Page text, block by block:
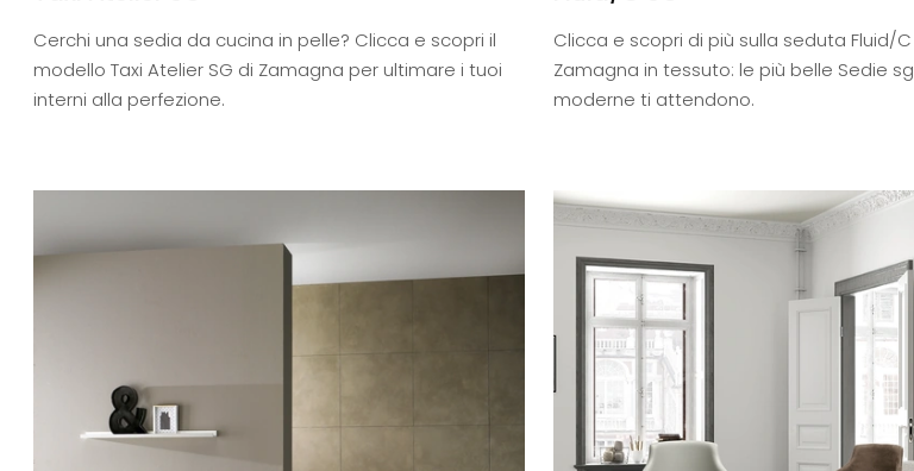
Cerchi una sedia da cucina in pelle? Clicca e scopri il
modello Taxi Atelier SG di Zamagna per ultimare i tuoi
interni alla perfezione.
Clicca e scopri di più sulla seduta Fluid/C
Zamagna in tessuto: le più belle Sedie
moderne ti attendono.